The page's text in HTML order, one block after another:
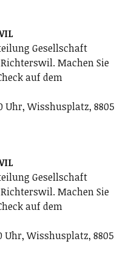
Gesellschaft
Machen Sie
auf dem
Uhr, Wisshusplatz, 8805
Gesellschaft
Machen Sie
auf dem
Uhr, Wisshusplatz, 8805